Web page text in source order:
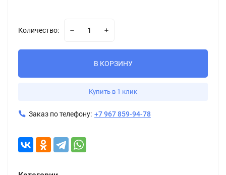
Количество:
В КОРЗИНУ
Купить в 1 клик
Заказ по телефону: +7 967 859-94-78